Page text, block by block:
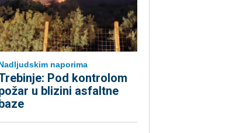
naporima
Pod kontrolom
u blizini asfaltne